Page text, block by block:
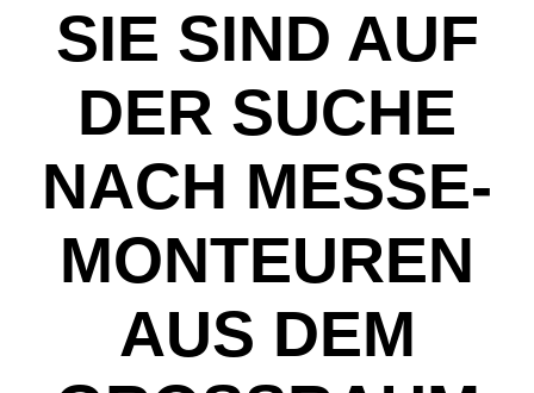
SIE SIND AUF
DER SUCHE
NACH MESSE-
MONTEUREN
AUS DEM